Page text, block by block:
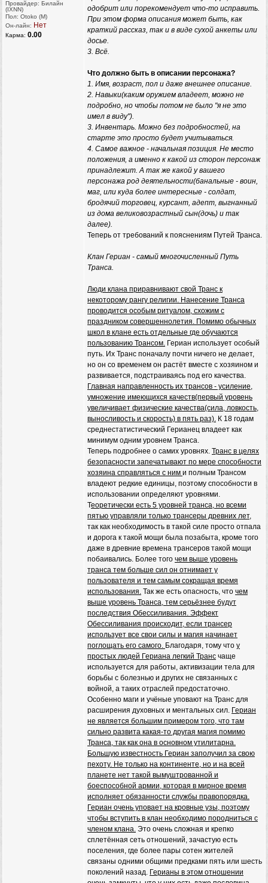
Провайдер: Билайн
(IXNN)
Пол: Otoko (M)
Он-лайн: Нет
Карма: 0.00
одобрит или порекомендует что-то исправить.
При этом форма описания может быть, как
краткий рассказ, так и в виде сухой анкеты или
досье.
3. Всё.
Что должно быть в описании персонажа?
1. Имя, возраст, пол и даже внешнее описание.
2. Навыки(каким оружием владеет, можно не
подробно, но чтобы потом не было "я не это
имел в виду").
3. Инвентарь. Можно без подробностей, на
старте это просто будет учитываться.
4. Самое важное - начальная позиция. Не место
положения, а именно к какой из сторон персонаж
принадлежит. А так же какой у вашего
персонажа род деятельности(банальные - воин,
маг, или куда более интересные - солдат,
бродячий торговец, курсант, адепт, выгнанный
из дома великовозрастный сын(дочь) и так
далее).
Теперь от требований к пояснениям Путей Транса.
Клан Гериан - самый многочисленный Путь
Транса.
Люди клана приравнивают свой Транс к
некоторому рангу религии. Нанесение Транса
проводится особым ритуалом, схожим с
праздником совершеннолетия. Помимо обычных
школ в клане есть отдельные где обучаются
пользованию Трансом. Гериан использует особый
путь. Их Транс поначалу почти ничего не делает,
но он со временем он растёт вместе с хозяином и
развивается, подстраиваясь под его качества.
Главная направленность их трансов - усиление,
умножение имеющихся качеств(первый уровень
увеличивает физические качества(сила, ловкость,
выносливость и скорость) в пять раз). К 18 годам
среднестатистический Герианец владеет как
минимум одним уровнем Транса.
Теперь подробнее о самих уровнях. Транс в целях
безопасности запечатывают по мере способности
хозяина справляться с ним и полным Трансом
владеют редкие единицы, поэтому способности в
использовании определяют уровнями.
Теоретически есть 5 уровней транса, но всеми
пятью управляли только трансеры древних лет,
так как необходимость в такой силе просто отпала
и дорога к такой мощи была позабыта, кроме того
даже в древние времена трансеров такой мощи
побаивались. Более того чем выше уровень
транса тем больше сил он отнимает у
пользователя и тем самым сокращая время
использования. Так же есть опасность, что чем
выше уровень Транса, тем серьёзнее будут
последствия Обессиливания. Эффект
Обессиливания происходит, если трансер
использует все свои силы и магия начинает
поглощать его самого. Благодаря, тому что у
простых людей Гериана легкий Транс чаще
используется для работы, активизации тела для
борьбы с болезнью и других не связанных с
войной, а таких отраслей предостаточно.
Особенно маги и учёные уповают на Транс для
расширения духовных и ментальных сил. Гериан
не является большим примером того, что там
сильно развита какая-то другая магия помимо
Транса, так как она в основном утилитарна.
Большую известность Гериан заполучил за свою
пехоту. Не только на континенте, но и на всей
планете нет такой вымуштрованной и
боеспособной армии, которая в мирное время
исполняет обязанности службы правопорядка.
Гериан очень уповает на кровные узы, поэтому
чтобы вступить в клан необходимо породниться с
членом клана. Это очень сложная и крепко
сплетённая сеть отношений, зачастую есть
поселения, где более пары сотен жителей
связаны одними общими предками пять или шесть
поколений назад. Герианы в этом отношении